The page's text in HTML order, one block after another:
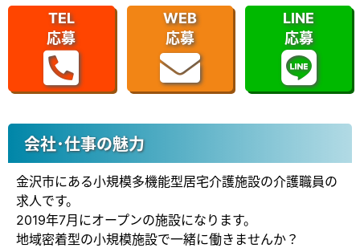
TEL
応募
WEB
応募
LINE
応募
会社･仕事の魅力
金沢市にある小規模多機能型居宅介護施設の介護職員の
求人です。
2019年7月にオープンの施設になります。
地域密着型の小規模施設で一緒に働きませんか？